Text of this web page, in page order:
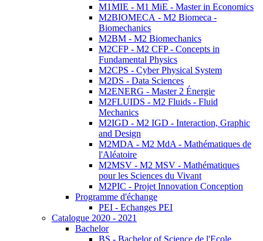
M1MIE - M1 MiE - Master in Economics
M2BIOMECA - M2 Biomeca -
Biomechanics
M2BM - M2 Biomechanics
M2CFP - M2 CFP - Concepts in
Fundamental Physics
M2CPS - Cyber Physical System
M2DS - Data Sciences
M2ENERG - Master 2 Énergie
M2FLUIDS - M2 Fluids - Fluid
Mechanics
M2IGD - M2 IGD - Interaction, Graphic
and Design
M2MDA - M2 MdA - Mathématiques de
l'Aléatoire
M2MSV - M2 MSV - Mathématiques
pour les Sciences du Vivant
M2PIC - Projet Innovation Conception
Programme d'échange
PEI - Echanges PEI
Catalogue 2020 - 2021
Bachelor
BS - Bachelor of Science de l'Ecole